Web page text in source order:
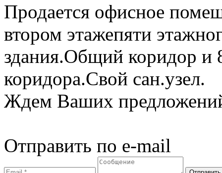
Продается офисное
втором этажепяти
здания.Общий коридор и
коридора.Свой сан.узел.
Ждем Ваших
Отправить по e-mail